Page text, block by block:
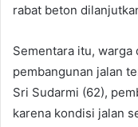
rabat beton
Sementara itu,
pembangunan jalan
Sri Sudarmi (62),
karena kondisi jalan